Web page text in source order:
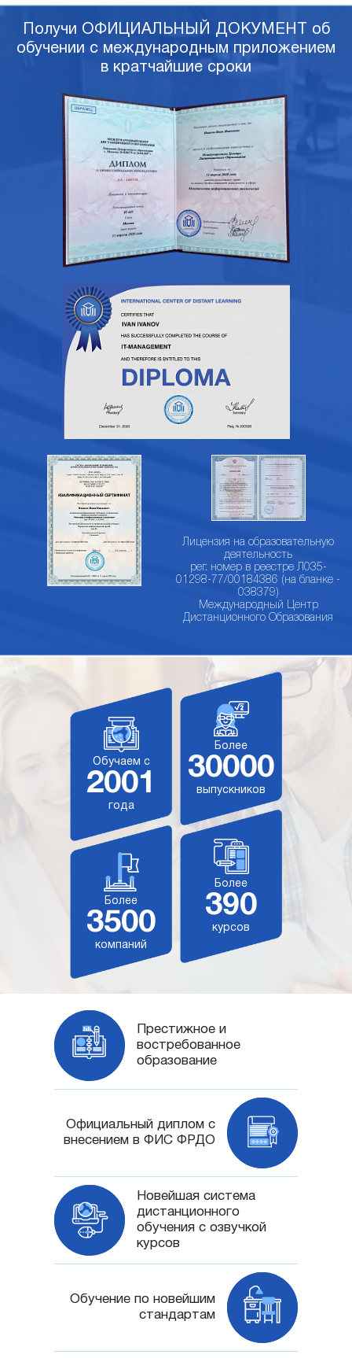
Получи ОФИЦИАЛЬНЫЙ ДОКУМЕНТ об
обучении с международным приложением
в кратчайшие сроки
Лицензия на образовательную
деятельность
рег. номер в реестре Л035-
01298-77/00184386 (на бланке -
038379)
Международный Центр
Дистанционного Образования
Обучаем с
2001
года
Более
30000
выпускников
Более
3500
компаний
Более
390
курсов
Престижное и
востребованное
образование
Официальный диплом с
внесением в ФИС ФРДО
Новейшая система
дистанционного
обучения с озвучкой
курсов
Обучение по новейшим
стандартам